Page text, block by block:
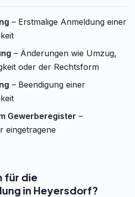
– Erstmalige Anmeldung einer
– Änderungen wie Umzug,
oder der Rechtsform
– Beendigung einer
Gewerberegister –
eingetragene
für die
in Heyersdorf?